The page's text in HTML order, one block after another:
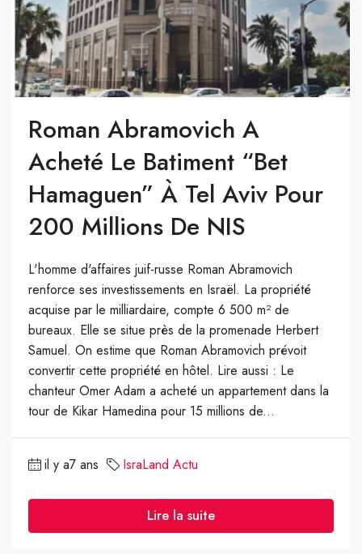
Roman Abramovich A
Acheté Le Batiment “Bet
Hamaguen” À Tel Aviv Pour
200 Millions De NIS
L'homme d'affaires juif-russe Roman Abramovich
renforce ses investissements en Israël. La propriété
acquise par le milliardaire, compte 6 500 m² de
bureaux. Elle se situe près de la promenade Herbert
Samuel. On estime que Roman Abramovich prévoit
convertir cette propriété en hôtel. Lire aussi : Le
chanteur Omer Adam a acheté un appartement dans la
tour de Kikar Hamedina pour 15 millions de...
il y a7 ans IsraLand Actu
Lire la suite